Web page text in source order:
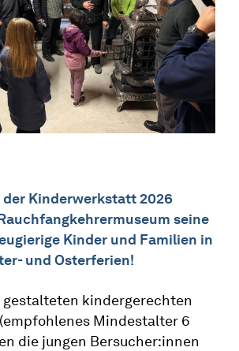
der Kinderwerkstatt 2026
seine
Kinder und Familien in
und Osterferien!
gestalteten kindergerechten
Mindestalter 6
die jungen Bersucher:innen